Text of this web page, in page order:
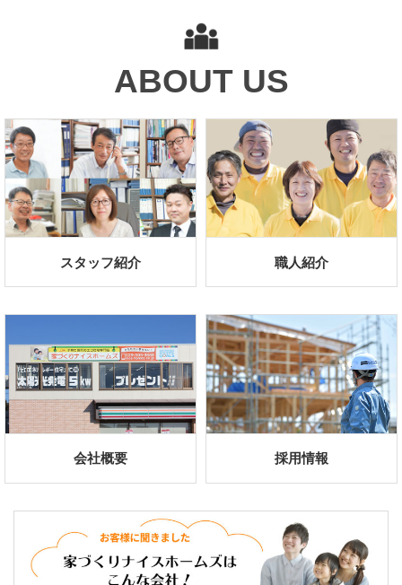
無料ダウンロード資料
家づくりに役立つ資料を今すぐ無料で
ダウンロードできます。